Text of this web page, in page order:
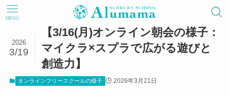
MENU
【3/16(月)オンライン朝会の様子：
マイクラ×スプラで広がる遊びと
創造力】
2026
3/19
オンラインフリースクールの様子 2026年3月21日